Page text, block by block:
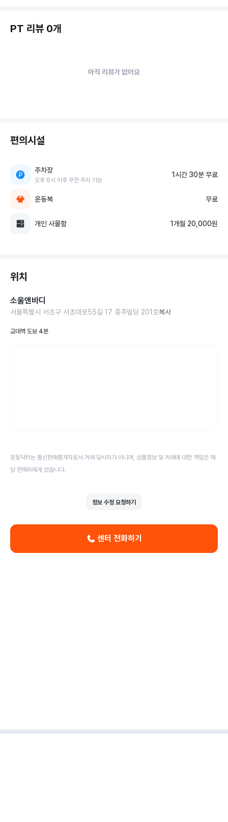
PT 리뷰 0개
아직 리뷰가 없어요
편의시설
주차장
오후 6시 이후 무한 주차 가능
1시간 30분 무료
운동복 무료
개인 사물함 1개월 20,000원
위치
소울앤바디
서울특별시 서초구 서초대로55길 17 중추빌딩 201호복사
교대역 도보 4분
운동닥터는 통신판매중개자로서 거래 당사자가 아니며, 상품정보 및 거래에 대한 책임은 해
당 판매자에게 있습니다.
정보 수정 요청하기
센터 전화하기